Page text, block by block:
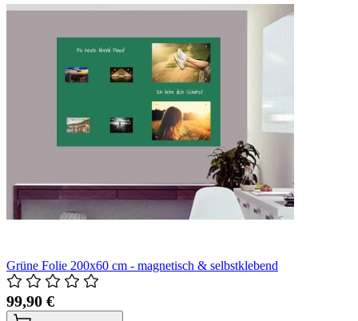
Grüne Folie 200x60 cm - magnetisch & selbstklebend
99,90 €